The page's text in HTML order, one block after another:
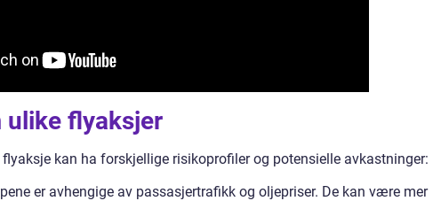
ulike flyaksjer
kan ha forskjellige risikoprofiler og potensielle avkastninger:
er avhengige av passasjertrafikk og oljepriser. De kan være mer